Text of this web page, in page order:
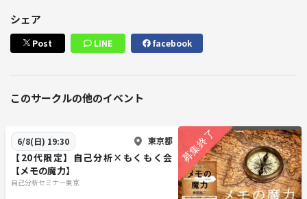
シェア
Post LINE facebook
このサークルの他のイベント
6/8(日) 19:30 東京都
【20代限定】自己分析×もくもく会
【メモの魔力】
自己分析セミナー東京